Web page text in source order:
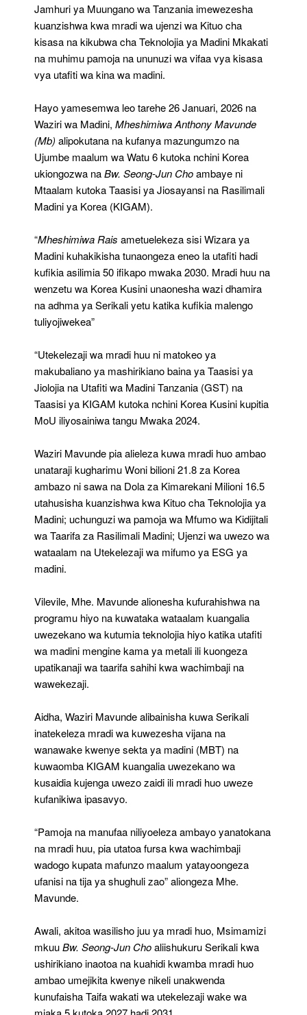
Jamhuri ya Muungano wa Tanzania imewezesha
kuanzishwa kwa mradi wa ujenzi wa Kituo cha
kisasa na kikubwa cha Teknolojia ya Madini Mkakati
na muhimu pamoja na ununuzi wa vifaa vya kisasa
vya utafiti wa kina wa madini.
Hayo yamesemwa leo tarehe 26 Januari, 2026 na
Waziri wa Madini, Mheshimiwa Anthony Mavunde
(Mb) alipokutana na kufanya mazungumzo na
Ujumbe maalum wa Watu 6 kutoka nchini Korea
ukiongozwa naBw. Seong-Jun Choambaye ni
Mtaalam kutoka Taasisi ya Jiosayansi na Rasilimali
Madini ya Korea (KIGAM).
“Mheshimiwa Rais ametuelekeza sisi Wizara ya
Madini kuhakikisha tunaongeza eneo la utafiti hadi
kufikia asilimia 50 ifikapo mwaka 2030. Mradi huu na
wenzetu wa Korea Kusini unaonesha wazi dhamira
na adhma ya Serikali yetu katika kufikia malengo
tuliyojiwekea”
“Utekelezaji wa mradi huu ni matokeo ya
makubaliano ya mashirikiano baina ya Taasisi ya
Jiolojia na Utafiti wa Madini Tanzania (GST) na
Taasisi ya KIGAM kutoka nchini Korea Kusini kupitia
MoU iliyosainiwa tangu Mwaka 2024.
Waziri Mavunde pia alieleza kuwa mradi huo ambao
unataraji kugharimu Woni bilioni 21.8 za Korea
ambazo ni sawa na Dola za Kimarekani Milioni 16.5
utahusisha kuanzishwa kwa Kituo cha Teknolojia ya
Madini; uchunguzi wa pamoja wa Mfumo wa Kidijitali
wa Taarifa za Rasilimali Madini; Ujenzi wa uwezo wa
wataalam na Utekelezaji wa mifumo ya ESG ya
madini.
Vilevile, Mhe. Mavunde alionesha kufurahishwa na
programu hiyo na kuwataka wataalam kuangalia
uwezekano wa kutumia teknolojia hiyo katika utafiti
wa madini mengine kama ya metali ili kuongeza
upatikanaji wa taarifa sahihi kwa wachimbaji na
wawekezaji.
Aidha, Waziri Mavunde alibainisha kuwa Serikali
inatekeleza mradi wa kuwezesha vijana na
wanawake kwenye sekta ya madini (MBT) na
kuwaomba KIGAM kuangalia uwezekano wa
kusaidia kujenga uwezo zaidi ili mradi huo uweze
kufanikiwa ipasavyo.
“Pamoja na manufaa niliyoeleza ambayo yanatokana
na mradi huu, pia utatoa fursa kwa wachimbaji
wadogo kupata mafunzo maalum yatayoongeza
ufanisi na tija ya shughuli zao” aliongeza Mhe.
Mavunde.
Awali, akitoa wasilisho juu ya mradi huo, Msimamizi
mkuuBw. Seong-Jun Choaliishukuru Serikali kwa
ushirikiano inaotoa na kuahidi kwamba mradi huo
ambao umejikita kwenye nikeli unakwenda
kunufaisha Taifa wakati wa utekelezaji wake wa